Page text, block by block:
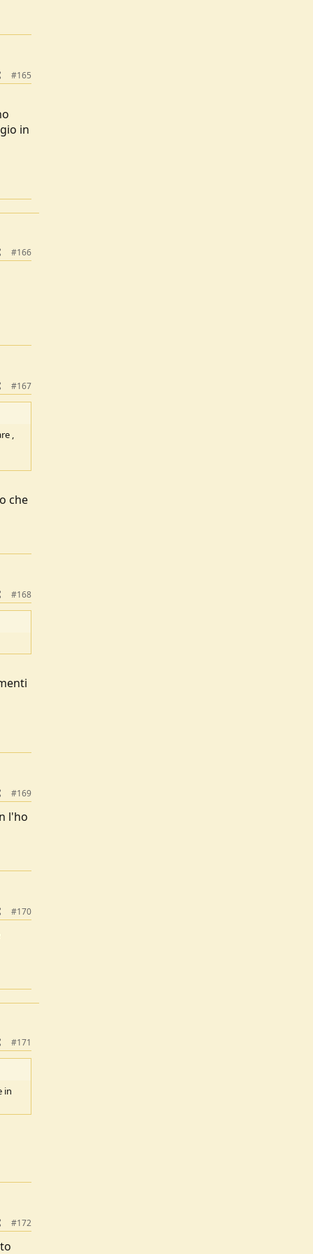
#165
in
#166
#167
,
che
#168
#169
l'ho
#170
#171
in
#172